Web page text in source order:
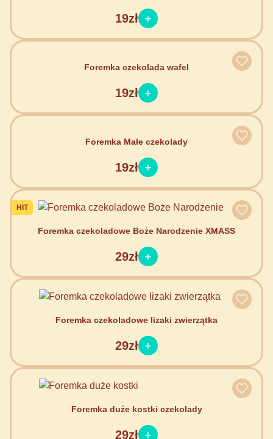
19zł
Foremka czekolada wafel
19zł
Foremka Małe czekolady
19zł
HIT
Foremka czekoladowe Boże Narodzenie XMASS
29zł
Foremka czekoladowe lizaki zwierzątka
29zł
Foremka duże kostki czekolady
29zł